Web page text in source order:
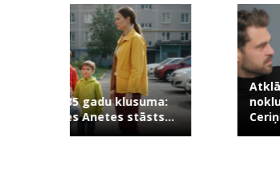
Atklāta baisa un iepriekš
noklusēta informācija par
Ceriņu...